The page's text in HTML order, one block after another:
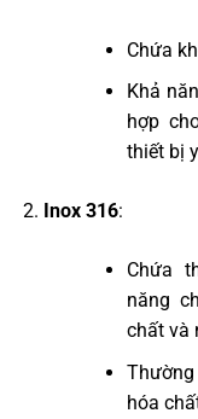
Chứa
Khả
hợp
thiết bị
Inox 316:
Chứa
năng
chất và
hóa